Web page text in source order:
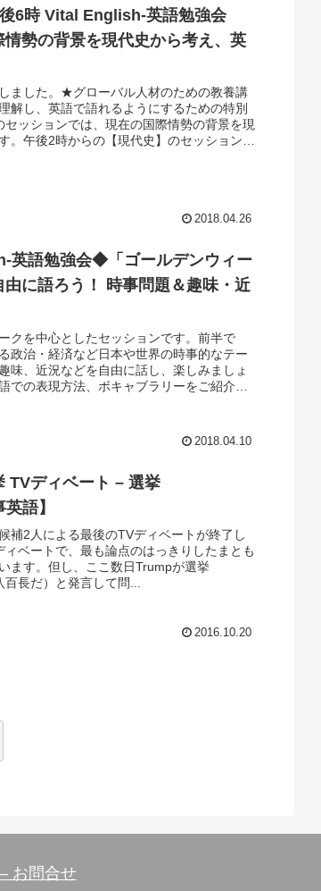
、さらに2017年からはビザ・ワールドワ
今回は、安渕さんが現在取り組まれている
現金主流の日本社会がキャッシュレス社会
ことは、世界の潮流を踏まえてお話しいた
と思います。安渕さんのお話を踏まえ、参
ッション、さらには全体での議論を盛り込
。使用言語は英語のみです。
後6時 Vital English-英語勉強会
情勢の背景を現代史から考え、英
ました。★グローバル人材のための教養講
解し、英語で語れるようにするための特別
ッションでは、現在の国際情勢の背景を現
。午後2時からの【現代史】のセッションを
2018.04.26
英語勉強会◆「ゴールデンウィー
に語ろう！ 時事問題＆趣味・近
クを中心としたセッションです。前半で
政治・経済など日本や世界の時事的なテー
味、近況などを自由に話し、楽しみましょ
での表現方法、ボキャブラリーをご紹介。
人と知り合い、話ができます。前半のみ、
2018.04.10
TVディベート – 選挙
語】
補2人による最後のTVディベートが終了し
ィベートで、最も論点のはっきりしたまとも
ます。但し、ここ数日Trumpが選挙
長だ）と発言して問...
2016.10.20
お問合せ